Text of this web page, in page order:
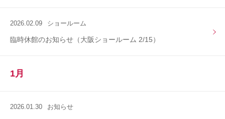
2026.02.09 ショールーム
臨時休館のお知らせ（大阪ショールーム 2/15）
1月
2026.01.30 お知らせ